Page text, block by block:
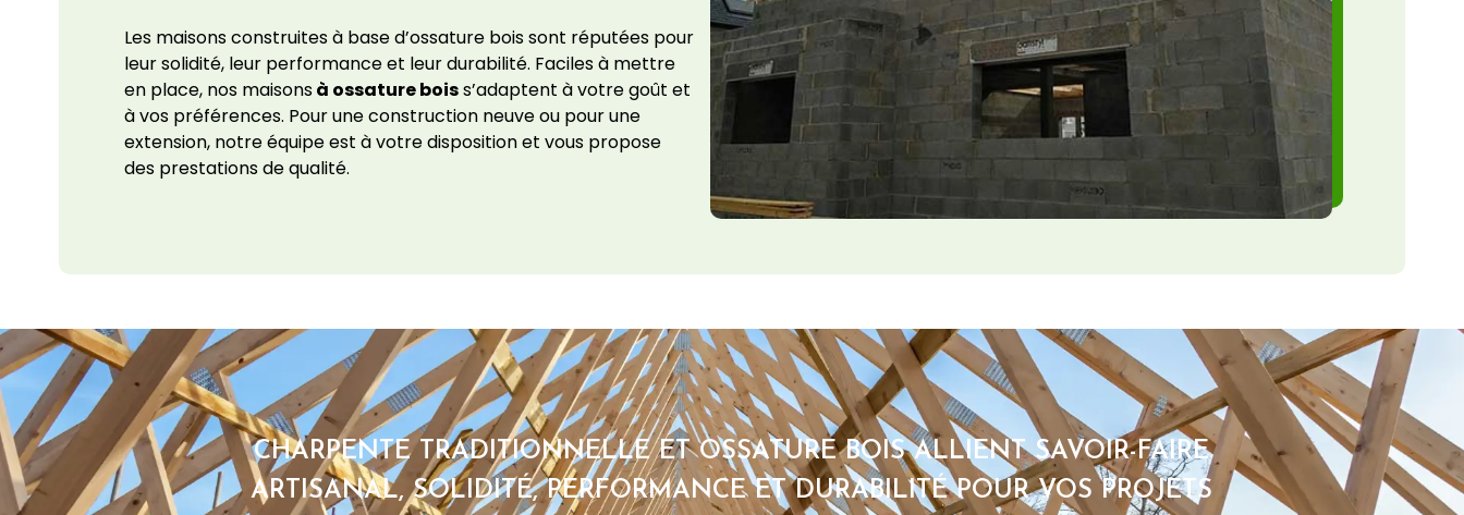
Les maisons construites à base d’ossature bois sont réputées pour
leur solidité, leur performance et leur durabilité. Faciles à mettre
en place, nos maisonsà ossature boiss’adaptent à votre goût et
à vos préférences. Pour une construction neuve ou pour une
extension, notre équipe est à votre disposition et vous propose
des prestations de qualité.
CHARPENTE TRADITIONNELLE ET OSSATURE BOIS ALLIENT SAVOIR-FAIRE
ARTISANAL, SOLIDITÉ, PERFORMANCE ET DURABILITÉ POUR VOS PROJETS